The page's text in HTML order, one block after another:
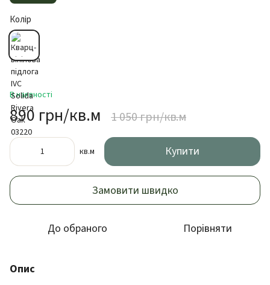
Колір
В наявності
890 грн/кв.м 1 050 грн/кв.м
кв.м Купити
Замовити швидко
До обраного Порівняти
Опис